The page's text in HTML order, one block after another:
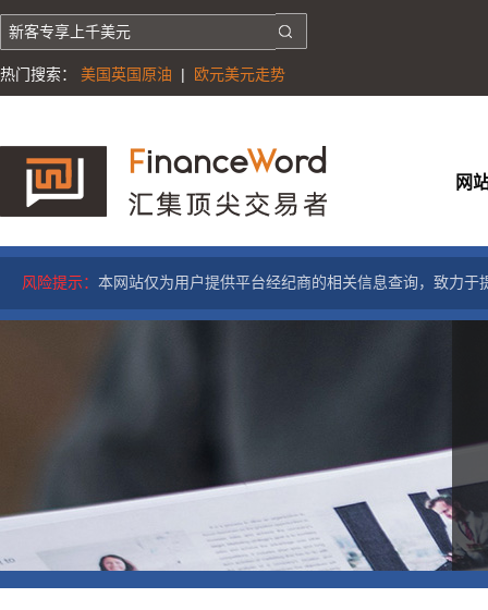
热门搜索： 美国英国原油 | 欧元美元走势
网
风险提示： 本网站仅为用户提供平台经纪商的相关信息查询，致力